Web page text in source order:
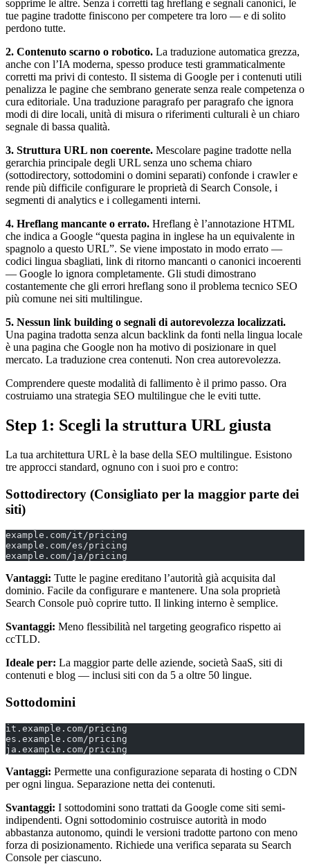
sopprime le altre. Senza i corretti tag hreflang e segnali canonici, le
tue pagine tradotte finiscono per competere tra loro — e di solito
perdono tutte.
2. Contenuto scarno o robotico. La traduzione automatica grezza,
anche con l’IA moderna, spesso produce testi grammaticalmente
corretti ma privi di contesto. Il sistema di Google per i contenuti utili
penalizza le pagine che sembrano generate senza reale competenza o
cura editoriale. Una traduzione paragrafo per paragrafo che ignora
modi di dire locali, unità di misura o riferimenti culturali è un chiaro
segnale di bassa qualità.
3. Struttura URL non coerente. Mescolare pagine tradotte nella
gerarchia principale degli URL senza uno schema chiaro
(sottodirectory, sottodomini o domini separati) confonde i crawler e
rende più difficile configurare le proprietà di Search Console, i
segmenti di analytics e i collegamenti interni.
4. Hreflang mancante o errato. Hreflang è l’annotazione HTML
che indica a Google “questa pagina in inglese ha un equivalente in
spagnolo a questo URL”. Se viene impostato in modo errato —
codici lingua sbagliati, link di ritorno mancanti o canonici incoerenti
— Google lo ignora completamente. Gli studi dimostrano
costantemente che gli errori hreflang sono il problema tecnico SEO
più comune nei siti multilingue.
5. Nessun link building o segnali di autorevolezza localizzati.
Una pagina tradotta senza alcun backlink da fonti nella lingua locale
è una pagina che Google non ha motivo di posizionare in quel
mercato. La traduzione crea contenuti. Non crea autorevolezza.
Comprendere queste modalità di fallimento è il primo passo. Ora
costruiamo una strategia SEO multilingue che le eviti tutte.
Step 1: Scegli la struttura URL giusta
La tua architettura URL è la base della SEO multilingue. Esistono
tre approcci standard, ognuno con i suoi pro e contro:
Sottodirectory (Consigliato per la maggior parte dei
siti)
example.com/it/pricing
example.com/es/pricing
example.com/ja/pricing
Vantaggi: Tutte le pagine ereditano l’autorità già acquisita dal
dominio. Facile da configurare e mantenere. Una sola proprietà
Search Console può coprire tutto. Il linking interno è semplice.
Svantaggi: Meno flessibilità nel targeting geografico rispetto ai
ccTLD.
Ideale per: La maggior parte delle aziende, società SaaS, siti di
contenuti e blog — inclusi siti con da 5 a oltre 50 lingue.
Sottodomini
it.example.com/pricing
es.example.com/pricing
ja.example.com/pricing
Vantaggi: Permette una configurazione separata di hosting o CDN
per ogni lingua. Separazione netta dei contenuti.
Svantaggi: I sottodomini sono trattati da Google come siti semi-
indipendenti. Ogni sottodominio costruisce autorità in modo
abbastanza autonomo, quindi le versioni tradotte partono con meno
forza di posizionamento. Richiede una verifica separata su Search
Console per ciascuno.